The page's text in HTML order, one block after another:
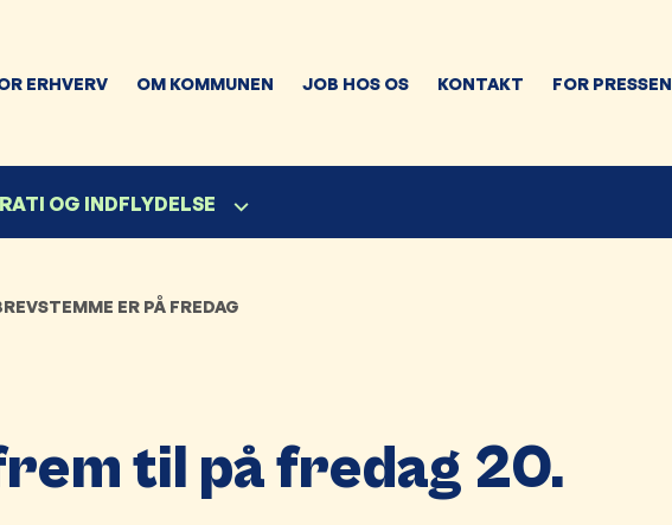
ERHVERV OM KOMMUNEN JOB HOS OS KONTAKT FOR PRESSEN
OG INDFLYDELSE
ER PÅ FREDAG
til på fredag 20.